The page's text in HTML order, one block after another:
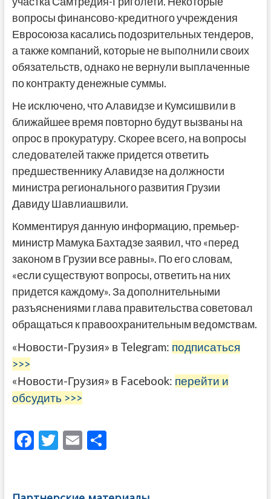
вопросы финансово-кредитного учреждения
Евросоюза касались подозрительных тендеров,
а также компаний, которые не выполнили своих
обязательств, однако не вернули выплаченные
по контракту денежные суммы.
Не исключено, что Алавидзе и Кумсишвили в
ближайшее время повторно будут вызваны на
опрос в прокуратуру. Скорее всего, на вопросы
следователей также придется ответить
предшественнику Алавидзе на должности
министра регионального развития Грузии
Давиду Шавлиашвили.
Комментируя данную информацию, премьер-
министр Мамука Бахтадзе заявил, что «перед
законом в Грузии все равны». По его словам,
«если существуют вопросы, ответить на них
придется каждому». За дополнительными
разъяснениями глава правительства советовал
обращаться к правоохранительным ведомствам.
«Новости-Грузия» в Telegram: подписаться
>>>
«Новости-Грузия» в Facebook: перейти и
обсудить >>>
F T E О